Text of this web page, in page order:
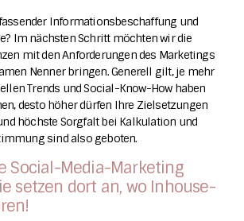
Informationsbeschaffung und
Im nächsten Schritt möchten wir die
mit den Anforderungen des Marketings
Nenner bringen. Generell gilt, je mehr
Trends und Social-Know-How haben
desto höher dürfen Ihre Zielsetzungen
höchste Sorgfalt bei Kalkulation und
sind also geboten.
Social-Media-Marketing
setzen dort an, wo Inhouse-